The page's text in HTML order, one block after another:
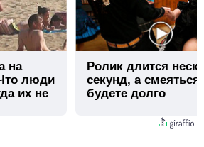
на
люди
их не
Ролик длится
секунд, а
будете долго